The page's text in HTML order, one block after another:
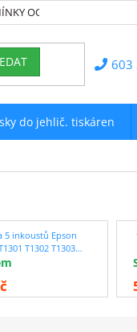
OCHRANY OSOBNÍCH
603
do jehlič. tiskáren
Epson
T1302 T1303
- sleva 12 % !!